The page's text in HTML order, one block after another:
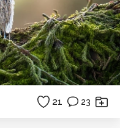
21 23